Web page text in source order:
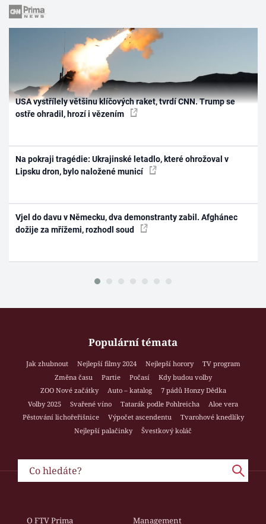
USA vystřílely většinu klíčových raket, tvrdí CNN. Trump se
ostře ohradil, hrozí i vězením
Na pokraji tragédie: Ukrajinské letadlo, které ohrožoval v
Lipsku dron, bylo naložené municí
Vjel do davu v Německu, dva demonstranty zabil. Afghánec
dožije za mřížemi, rozhodl soud
Populární témata
Jak zhubnout Nejlepší filmy 2024 Nejlepší horory
TV program
Změna času
Partie Počasí
Kdy budou volby
ZOO Nové začátky
Auto – katalog
7 pádů Honzy Dědka
Volby 2025
Svařené víno Tatarák podle Pohlreicha
Aloe vera
Pěstování lichořeřišnice
Výpočet ascendentu
Tvarohové knedlíky
Nejlepší palačinky
Švestkový koláč
O FTV Prima
Management